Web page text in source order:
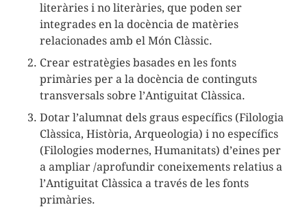
literàries i no literàries, que poden ser
integrades en la docència de matèries
relacionades amb el Món Clàssic.
Crear estratègies basades en les fonts
primàries per a la docència de continguts
transversals sobre l’Antiguitat Clàssica.
Dotar l’alumnat dels graus específics (Filologia
Clàssica, Història, Arqueologia) i no específics
(Filologies modernes, Humanitats) d’eines per
a ampliar /aprofundir coneixements relatius a
l’Antiguitat Clàssica a través de les fonts
primàries.